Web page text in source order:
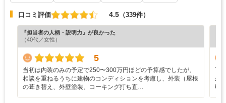
口コミ評価 4.5 （339件）
『担当者の人柄・説明力』が良かった
（40代／女性）
5
当初は内装のみの予定で250〜300万円ほどの予算感でしたが、
相談を重ねるうちに建物のコンディションを考慮し、外装（屋根
の葺き替え、外壁塗装、コーキング打ち直…
丁
が2
明